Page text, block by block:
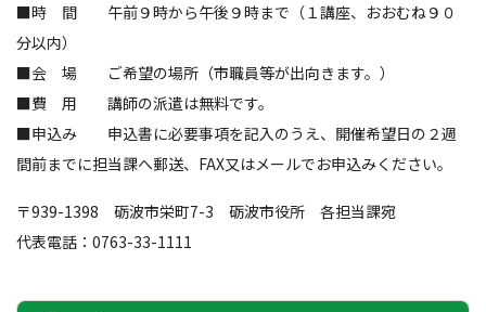
■時 間 午前９時から午後９時まで（１講座、おおむね９０
分以内）
■会 場 ご希望の場所（市職員等が出向きます。）
■費 用 講師の派遣は無料です。
■申込み 申込書に必要事項を記入のうえ、開催希望日の２週
間前までに担当課へ郵送、FAX又はメールでお申込みください。
〒939-1398 砺波市栄町7-3 砺波市役所 各担当課宛
代表電話：0763-33-1111